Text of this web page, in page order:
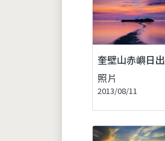
奎壁山赤嶼日出
照片
2013/08/11